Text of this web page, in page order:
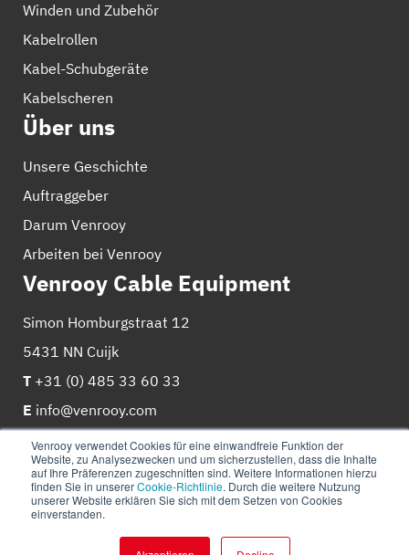
Venrooy verwendet Cookies für eine einwandfreie Funktion der
Website, zu Analysezwecken und um sicherzustellen, dass die Inhalte
auf Ihre Präferenzen zugeschnitten sind. Weitere Informationen hierzu
finden Sie in unsererCookie-Richtlinie. Durch die weitere Nutzung
unserer Website erklären Sie sich mit dem Setzen von Cookies
einverstanden.
Winden und Zubehör
Kabelrollen
Kabel-Schubgeräte
Kabelscheren
Über uns
Unsere Geschichte
Auftraggeber
Darum Venrooy
Arbeiten bei Venrooy
Venrooy Cable Equipment
Simon Homburgstraat 12
5431 NN Cuijk
T +31 (0) 485 33 60 33
E info@venrooy.com
© 2026Venrooy
Bestimmungen